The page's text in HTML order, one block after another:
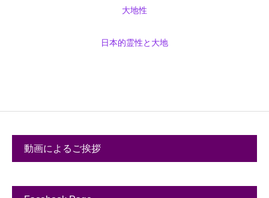
大地性
日本的霊性と大地
動画によるご挨拶